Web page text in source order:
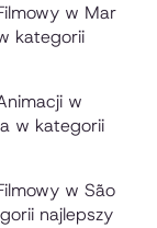
w Mar
kategorii
w
w kategorii
w São
najlepszy